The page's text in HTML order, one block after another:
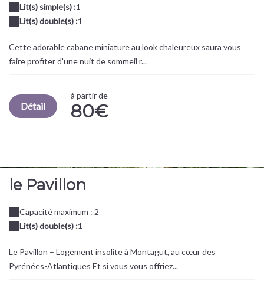
Lit(s) simple(s) :1
Lit(s) double(s) :1
Cette adorable cabane miniature au look chaleureux saura vous
faire profiter d'une nuit de sommeil r...
Détail
à partir de
80€
le Pavillon
Capacité maximum : 2
Lit(s) double(s) :1
Le Pavillon – Logement insolite à Montagut, au cœur des
Pyrénées-Atlantiques Et si vous vous offriez...